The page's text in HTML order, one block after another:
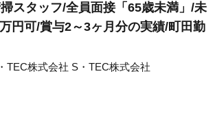
スタッフ/全員面接「65歳未満」/未
円可/賞与2～3ヶ月分の実績/町田勤
TEC株式会社 S・TEC株式会社